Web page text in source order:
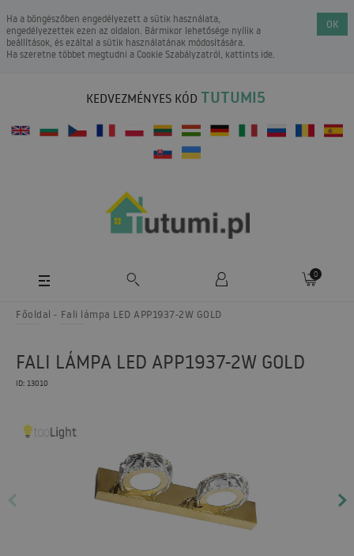
Ha a böngészőben engedélyezett a sütik használata,
engedélyezettek ezen az oldalon. Bármikor lehetősége nyílik a
beállítások, és ezáltal a sütik használatának módosítására.
Ha szeretne többet megtudni a Cookie Szabályzatról, kattints ide.
OK
KEDVEZMÉNYES KÓD TUTUMI5
0
Főoldal Fali lámpa LED APP1937-2W GOLD
FALI LÁMPA LED APP1937-2W GOLD
ID: 13010